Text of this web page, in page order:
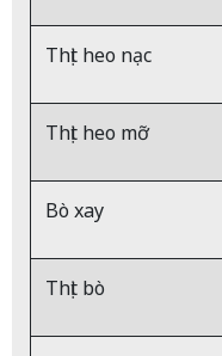
Thịt heo nạc
Thịt heo mỡ
Bò xay
Thịt bò